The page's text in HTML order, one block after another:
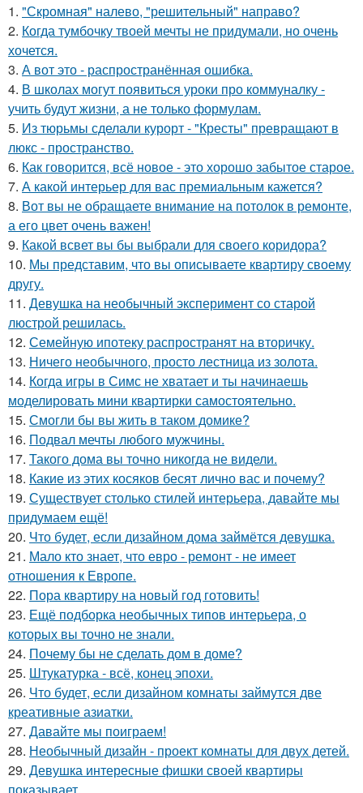
1. "Скромная" налево, "решительный" направо?
2. Когда тумбочку твоей мечты не придумали, но очень
хочется.
3. А вот это - распространённая ошибка.
4. В школах могут появиться уроки про коммуналку -
учить будут жизни, а не только формулам.
5. Из тюрьмы сделали курорт - "Кресты" превращают в
люкс - пространство.
6. Как говорится, всё новое - это хорошо забытое старое.
7. А какой интерьер для вас премиальным кажется?
8. Вот вы не обращаете внимание на потолок в ремонте,
а его цвет очень важен!
9. Какой всвет вы бы выбрали для своего коридора?
10. Мы представим, что вы описываете квартиру своему
другу.
11. Девушка на необычный эксперимент со старой
люстрой решилась.
12. Семейную ипотеку распространят на вторичку.
13. Ничего необычного, просто лестница из золота.
14. Когда игры в Симс не хватает и ты начинаешь
моделировать мини квартирки самостоятельно.
15. Смогли бы вы жить в таком домике?
16. Подвал мечты любого мужчины.
17. Такого дома вы точно никогда не видели.
18. Какие из этих косяков бесят лично вас и почему?
19. Существует столько стилей интерьера, давайте мы
придумаем ещё!
20. Что будет, если дизайном дома займётся девушка.
21. Мало кто знает, что евро - ремонт - не имеет
отношения к Европе.
22. Пора квартиру на новый год готовить!
23. Ещё подборка необычных типов интерьера, о
которых вы точно не знали.
24. Почему бы не сделать дом в доме?
25. Штукатурка - всё, конец эпохи.
26. Что будет, если дизайном комнаты займутся две
креативные азиатки.
27. Давайте мы поиграем!
28. Необычный дизайн - проект комнаты для двух детей.
29. Девушка интересные фишки своей квартиры
показывает.